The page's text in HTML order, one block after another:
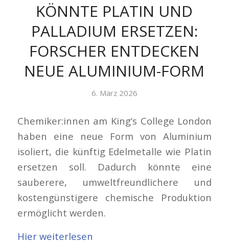
KÖNNTE PLATIN UND
PALLADIUM ERSETZEN:
FORSCHER ENTDECKEN
NEUE ALUMINIUM-FORM
6. März 2026
Chemiker:innen am King‘s College London
haben eine neue Form von Aluminium
isoliert, die künftig Edelmetalle wie Platin
ersetzen soll. Dadurch könnte eine
sauberere, umweltfreundlichere und
kostengünstigere chemische Produktion
ermöglicht werden.
Hier weiterlesen